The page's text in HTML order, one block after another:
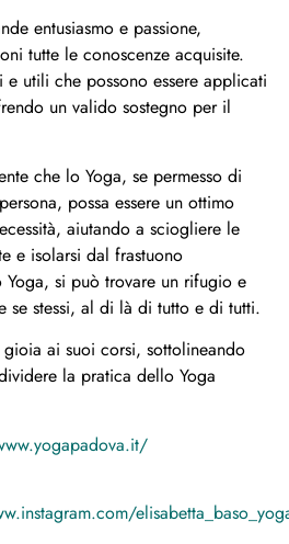
entusiasmo e passione,
tutte le conoscenze acquisite.
e utili che possono essere applicati
un valido sostegno per il
che lo Yoga, se permesso di
possa essere un ottimo
aiutando a sciogliere le
e isolarsi dal frastuono
si può trovare un rifugio e
se stessi, al di là di tutto e di tutti.
ai suoi corsi, sottolineando
la pratica dello Yoga